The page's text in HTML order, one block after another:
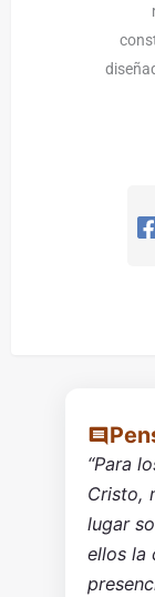
“Para
Cristo,
lugar
ellos la